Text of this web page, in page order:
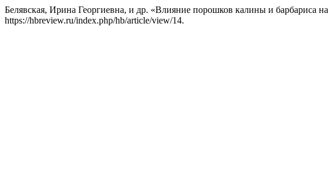
Белявская, Ирина Георгиевна, и др. «Влияние порошков калины и барбариса
https://hbreview.ru/index.php/hb/article/view/14.